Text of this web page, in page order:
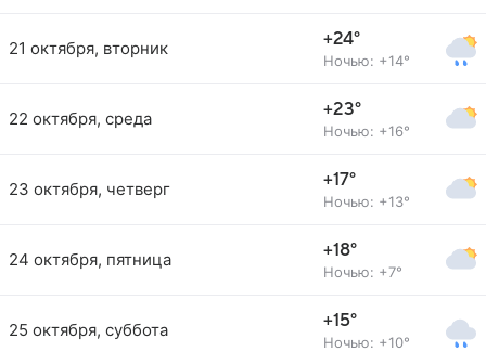
21 октября, вторник +24°
Ночью: +14°
22 октября, среда +23°
Ночью: +16°
23 октября, четверг +17°
Ночью: +13°
24 октября, пятница +18°
Ночью: +7°
25 октября, суббота +15°
Ночью: +10°